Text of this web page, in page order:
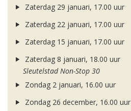
Zaterdag 29 januari, 17.00 uur
Zaterdag 22 januari, 17.00 uur
Zaterdag 15 januari, 17.00 uur
Zaterdag 8 januari, 18.00 uur
Sleutelstad Non-Stop 30
Zondag 2 januari, 16.00 uur
Zondag 26 december, 16.00 uur